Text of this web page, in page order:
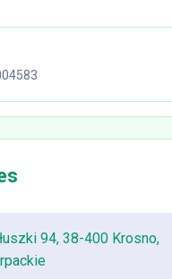
94, 38-400 Krosno,